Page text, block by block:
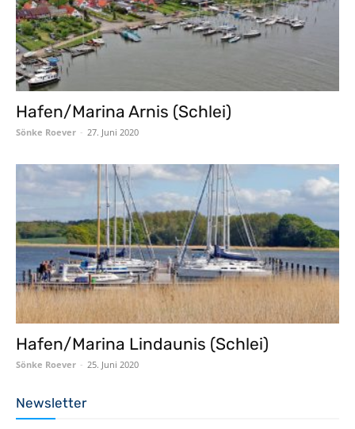
Hafen/Marina Arnis (Schlei)
Sönke Roever - 27. Juni 2020
Hafen/Marina Lindaunis (Schlei)
Sönke Roever - 25. Juni 2020
Newsletter